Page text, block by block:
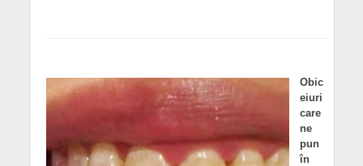
Obic
eiuri
care
ne
pun
în